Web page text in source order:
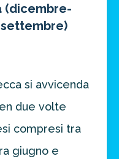
(dicembre-
si avvicenda
due volte
compresi tra
giugno e